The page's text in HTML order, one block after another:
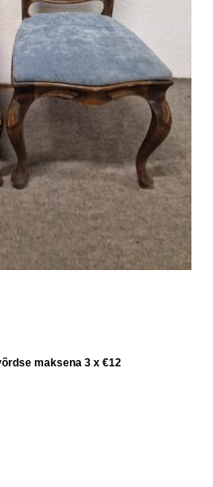
maksena 3 x €12